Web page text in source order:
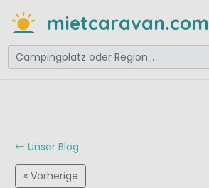
mietcaravan.com
Unser Blog
« Vorherige